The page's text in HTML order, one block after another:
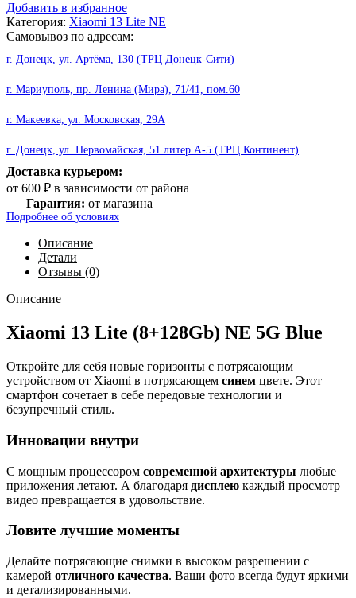
Добавить в избранное
Категория: Xiaomi 13 Lite NE
Самовывоз по адресам:
г. Донецк, ул. Артёма, 130 (ТРЦ Донецк-Сити)
г. Мариуполь, пр. Ленина (Мира), 71/41, пом.60
г. Макеевка, ул. Московская, 29А
г. Донецк, ул. Первомайская, 51 литер А-5 (ТРЦ Континент)
Доставка курьером:
от 600 ₽ в зависимости от района
Гарантия: от магазина
Подробнее об условиях
Описание
Детали
Отзывы (0)
Описание
Xiaomi 13 Lite (8+128Gb) NE 5G Blue
Откройте для себя новые горизонты с потрясающим
устройством от Xiaomi в потрясающем синем цвете. Этот
смартфон сочетает в себе передовые технологии и
безупречный стиль.
Инновации внутри
С мощным процессором современной архитектуры любые
приложения летают. А благодаря дисплею каждый просмотр
видео превращается в удовольствие.
Ловите лучшие моменты
Делайте потрясающие снимки в высоком разрешении с
камерой отличного качества. Ваши фото всегда будут яркими
и детализированными.